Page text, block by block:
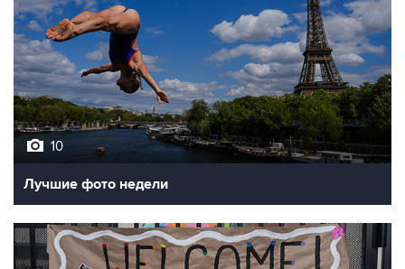
10
Лучшие фото недели